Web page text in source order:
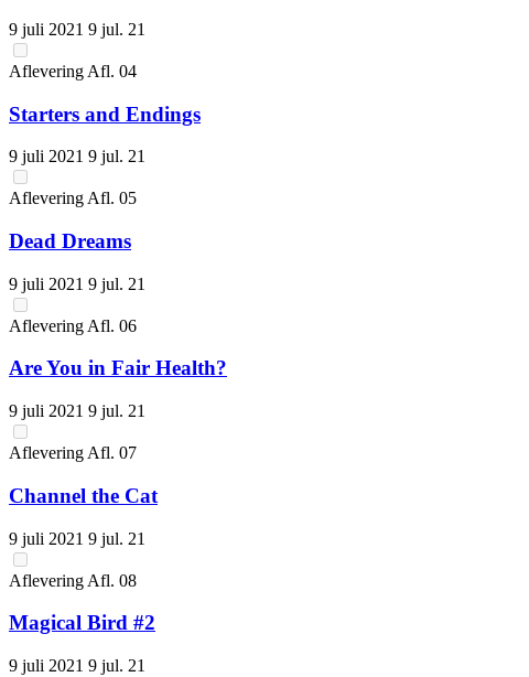
9 juli 2021 9 jul. 21
Aflevering Afl. 04
Starters and Endings
9 juli 2021 9 jul. 21
Aflevering Afl. 05
Dead Dreams
9 juli 2021 9 jul. 21
Aflevering Afl. 06
Are You in Fair Health?
9 juli 2021 9 jul. 21
Aflevering Afl. 07
Channel the Cat
9 juli 2021 9 jul. 21
Aflevering Afl. 08
Magical Bird #2
9 juli 2021 9 jul. 21